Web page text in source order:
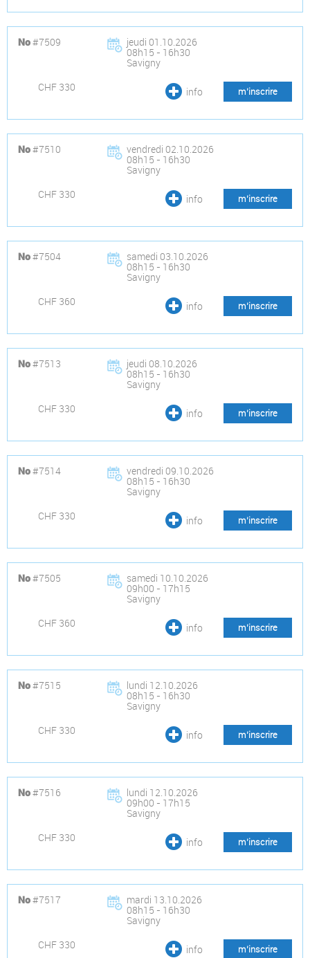
No#7509 jeudi 01.10.2026
08h15 - 16h30
Savigny
CHF 330
info m’inscrire
No#7510 vendredi 02.10.2026
08h15 - 16h30
Savigny
CHF 330
info m’inscrire
No#7504 samedi 03.10.2026
08h15 - 16h30
Savigny
CHF 360
info m’inscrire
No#7513 jeudi 08.10.2026
08h15 - 16h30
Savigny
CHF 330
info m’inscrire
No#7514 vendredi 09.10.2026
08h15 - 16h30
Savigny
CHF 330
info m’inscrire
No#7505 samedi 10.10.2026
09h00 - 17h15
Savigny
CHF 360
info m’inscrire
No#7515 lundi 12.10.2026
08h15 - 16h30
Savigny
CHF 330
info m’inscrire
No#7516 lundi 12.10.2026
09h00 - 17h15
Savigny
CHF 330
info m’inscrire
No#7517 mardi 13.10.2026
08h15 - 16h30
Savigny
CHF 330
info m’inscrire